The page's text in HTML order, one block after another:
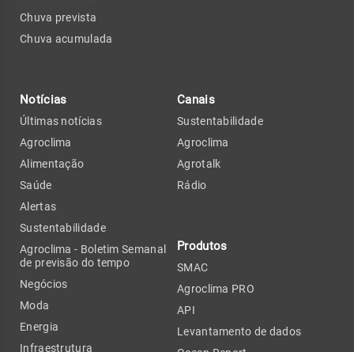
Chuva prevista
Chuva acumulada
Notícias
Últimas notícias
Agroclima
Alimentação
Saúde
Alertas
Sustentabilidade
Agroclima - Boletim Semanal
de previsão do tempo
Negócios
Moda
Energia
Infraestrutura
Canais
Sustentabilidade
Agroclima
Agrotalk
Rádio
Produtos
SMAC
Agroclima PRO
API
Levantamento de dados